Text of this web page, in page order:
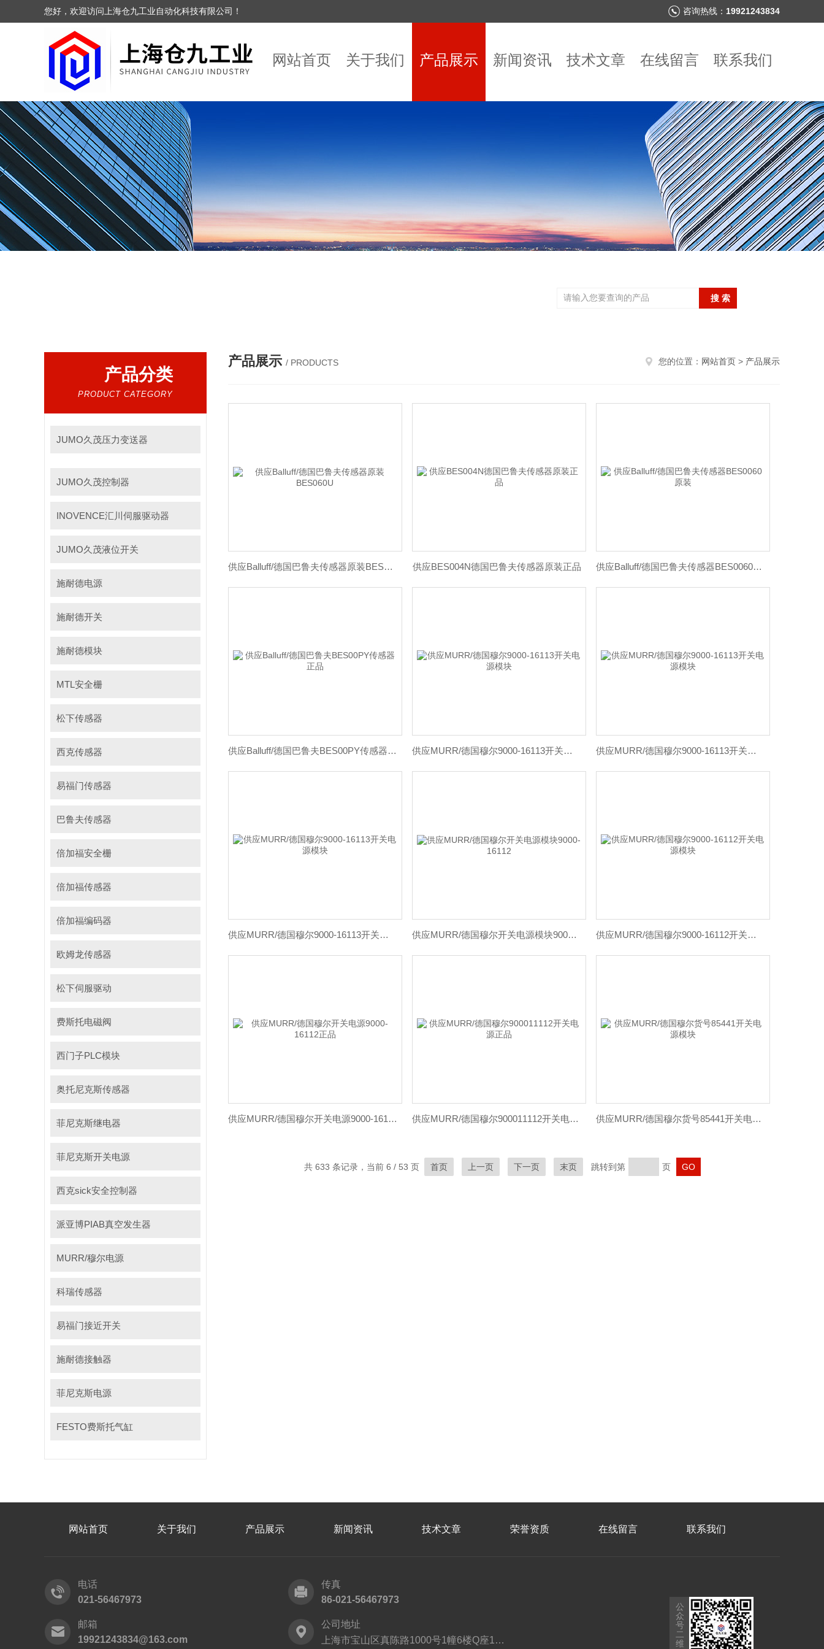
您好，欢迎访问上海仓九工业自动化科技有限公司！ 咨询热线： 19921243834
网站首页 关于我们 产品展示 新闻资讯 技术文章 在线留言 联系我们
产品分类
PRODUCT CATEGORY
JUMO久茂压力变送器
JUMO久茂控制器
INOVENCE汇川伺服驱动器
JUMO久茂液位开关
施耐德电源
施耐德开关
施耐德模块
MTL安全栅
松下传感器
西克传感器
易福门传感器
巴鲁夫传感器
倍加福安全栅
倍加福传感器
倍加福编码器
欧姆龙传感器
松下伺服驱动
费斯托电磁阀
西门子PLC模块
奥托尼克斯传感器
菲尼克斯继电器
菲尼克斯开关电源
西克sick安全控制器
派亚博PIAB真空发生器
MURR/穆尔电源
科瑞传感器
易福门接近开关
施耐德接触器
菲尼克斯电源
FESTO费斯托气缸
产品展示 / PRODUCTS 您的位置： 网站首页 > 产品展示
供应Balluff/德国巴鲁夫传感器原装BES060U 供应BES004N德国巴鲁夫传感器原装正品 供应Balluff/德国巴鲁夫传感器BES0060原装
供应Balluff/德国巴鲁夫BES00PY传感器正品 供应MURR/德国穆尔9000-16113开关电源模块 供应MURR/德国穆尔9000-16113开关电源模块
供应MURR/德国穆尔9000-16113开关电源模块 供应MURR/德国穆尔开关电源模块9000-16112 供应MURR/德国穆尔9000-16112开关电源模块
供应MURR/德国穆尔开关电源9000-16112正品 供应MURR/德国穆尔900011112开关电源正品 供应MURR/德国穆尔货号85441开关电源模块
共 633 条记录，当前 6 / 53 页 首页 上一页 下一页 末页 跳转到第 页
网站首页 关于我们 产品展示 新闻资讯 技术文章 荣誉资质 在线留言 联系我们
电话
021-56467973
传真
86-021-56467973
邮箱
19921243834@163.com
公司地址
上海市宝山区真陈路1000号1幢6楼Q座1152
公
众
号
二
维